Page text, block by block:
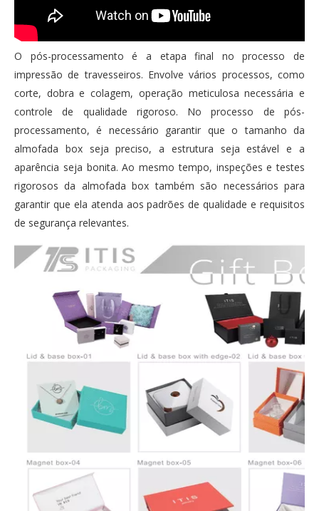
O pós-processamento é a etapa final no processo de
impressão de travesseiros. Envolve vários processos, como
corte, dobra e colagem, operação meticulosa necessária e
controle de qualidade rigoroso. No processo de pós-
processamento, é necessário garantir que o tamanho da
almofada box seja preciso, a estrutura seja estável e a
aparência seja bonita. Ao mesmo tempo, inspeções e testes
rigorosos da almofada box também são necessários para
garantir que ela atenda aos padrões de qualidade e requisitos
de segurança relevantes.